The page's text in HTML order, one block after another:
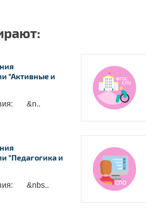
"Активные и
&n..
"Педагогика и
&nbs..